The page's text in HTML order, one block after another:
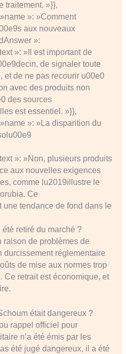
traitement. »}},
»: »Comment
aux nouveaux
»:
»: »Il est important de
de signaler toute
et de ne pas recourir u00e0
avec des produits non
des sources
est essentiel. »}},
»: »La disparition du
»: »Non, plusieurs produits
aux nouvelles exigences
comme lu2019illustre le
Ce
tendance de fond dans le
retiré du marché ?
raison de problèmes de
durcissement réglementaire
de mise aux normes trop
Ce retrait est économique, et
était dangereux ?
rappel officiel pour
n’a été émis par les
été jugé dangereux, il a été